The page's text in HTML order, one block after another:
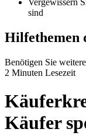
Vergewissern
sind
Hilfethemen
Benötigen Sie
2 Minuten Lesezeit
Käufer